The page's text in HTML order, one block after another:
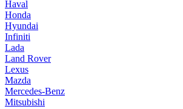
Haval
Honda
Hyundai
Infiniti
Lada
Land Rover
Lexus
Mazda
Mercedes-Benz
Mitsubishi